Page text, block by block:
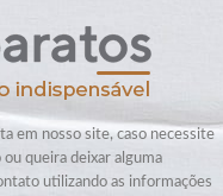
em nosso site, caso necessite
queira deixar alguma
utilizando as informações